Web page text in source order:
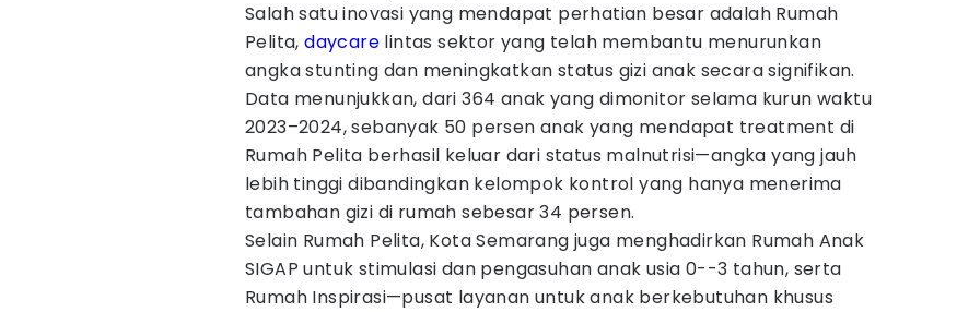
Salah satu inovasi yang mendapat perhatian besar adalah Rumah
Pelita,daycare lintas sektor yang telah membantu menurunkan
angka stunting dan meningkatkan status gizi anak secara signifikan.
Data menunjukkan, dari 364 anak yang dimonitor selama kurun waktu
2023–2024, sebanyak 50 persen anak yang mendapat treatment di
Rumah Pelita berhasil keluar dari status malnutrisi—angka yang jauh
lebih tinggi dibandingkan kelompok kontrol yang hanya menerima
tambahan gizi di rumah sebesar 34 persen.
Selain Rumah Pelita, Kota Semarang juga menghadirkan Rumah Anak
SIGAP untuk stimulasi dan pengasuhan anak usia 0--3 tahun, serta
Rumah Inspirasi—pusat layanan untuk anak berkebutuhan khusus